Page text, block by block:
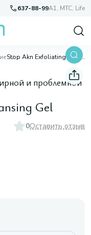
637-88-99A1, МТС, Life
Stop Akn Exfoliating Cleansing Gel
и проблемной
Gel
0Оставить отзыв